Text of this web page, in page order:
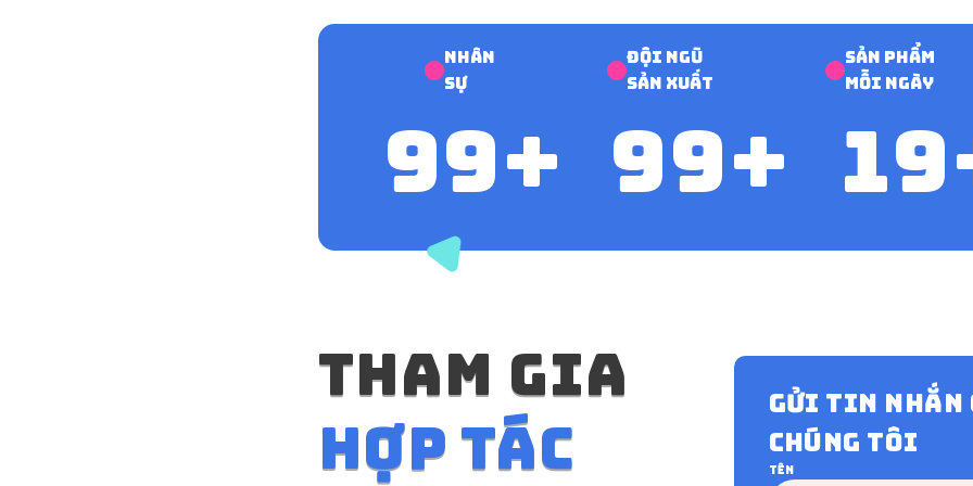
Nhân
sự
100+
Đội ngũ
sản xuất
100+
Sản phẩm
mỗi ngày
20
Tham gia
hợp tác
Gửi tin nhắn
chúng tôi
Tên